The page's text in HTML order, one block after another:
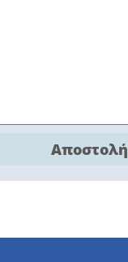
Αποστολή